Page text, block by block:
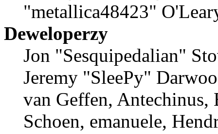
"metallica48423"
Deweloperzy
Jon "Sesquipedalian"
Jeremy "SleePy"
van Geffen,
Schoen, emanuele,